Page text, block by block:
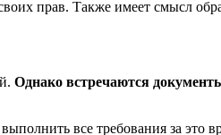
прав. Также имеет смысл
Однако встречаются
все требования за это